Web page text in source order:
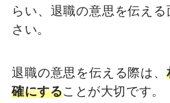
らい、退職の意思を伝え
さい。
退職の意思を伝える際は、
確にすることが大切です。